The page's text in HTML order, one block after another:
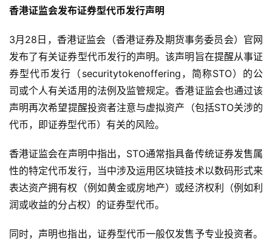
香港证监会发布证券型代币发行声明
3月28日，香港证监会（香港证券及期货事务委员会）官网
发布了有关证券型代币发行的声明。该声明旨在提醒从事证
券型代币发行（securitytokenoffering，简称STO）的公
司或个人有关适用的法例及监管规定。香港证监会也通过该
声明再次希望提醒投资者注意与虚拟资产（包括STO关涉的
代币，即证券型代币）有关的风险。
香港证监会在声明中指出，STO通常指具备传统证券发售属
性的特定代币发行，当中涉及运用区块链技术以数码形式来
表达资产拥有权（例如黄金或房地产）或经济权利（例如利
润或收益的分占权）的证券型代币。
同时，声明也指出，证券型代币一般仅发售予专业投资者。